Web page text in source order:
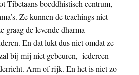
Tibetaans boeddhistisch centrum,
Ze kunnen de teachings niet
graag de levende dharma
En dat lukt dus niet omdat ze
bij mij niet gebeuren, iedereen
Arm of rijk. En het is niet zo